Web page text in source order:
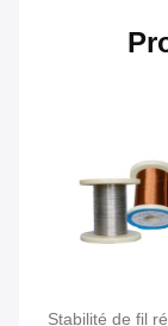
Stabilité de fil